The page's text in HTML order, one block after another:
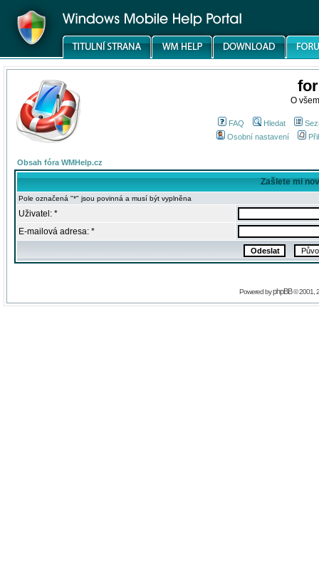
O
FAQ Hledat
Osobní nastavení
Obsah fóra WMHelp.cz
Zašlete mi
Pole označená "*" jsou povinná a musí být vyplněna
Uživatel: *
E-mailová adresa: *
Powered byphpBB© 2001,